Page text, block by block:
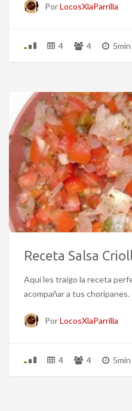
PorLocosXlaParrilla
4 4 5min
Receta Salsa
Aquí les traigo la receta
acompañar a tus choripanes.
PorLocosXlaParrilla
4 4 5min